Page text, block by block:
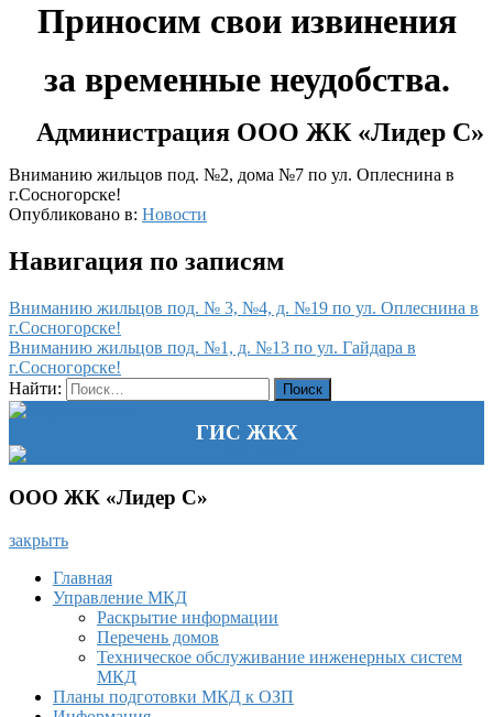
Приносим свои извинения
за временные неудобства.
Администрация ООО ЖК «Лидер С»
Вниманию жильцов под. №2, дома №7 по ул. Оплеснина в
г.Сосногорске!
Опубликовано в: Новости
Навигация по записям
Вниманию жильцов под. № 3, №4, д. №19 по ул. Оплеснина в
г.Сосногорске!
Вниманию жильцов под. №1, д. №13 по ул. Гайдара в
г.Сосногорске!
Найти:
ГИС ЖКХ
ООО ЖК «Лидер С»
закрыть
Главная
Управление МКД
Раскрытие информации
Перечень домов
Техническое обслуживание инженерных систем
МКД
Планы подготовки МКД к ОЗП